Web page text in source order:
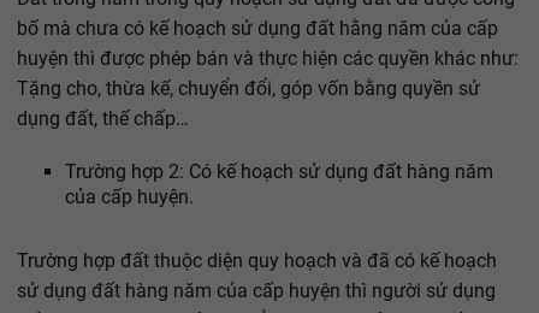
bố mà chưa có kế hoạch sử dụng đất hằng năm của cấp
huyện thì được phép bán và thực hiện các quyền khác như:
Tặng cho, thừa kế, chuyển đổi, góp vốn bằng quyền sử
dụng đất, thế chấp…
Trường hợp 2: Có kế hoạch sử dụng đất hàng năm
của cấp huyện.
Trường hợp đất thuộc diện quy hoạch và đã có kế hoạch
sử dụng đất hàng năm của cấp huyện thì người sử dụng